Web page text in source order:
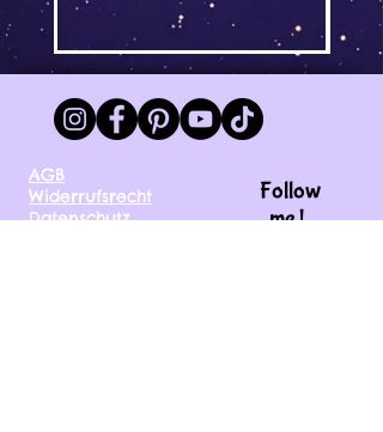
Spezialanfertigungen oder
personalisierte Bestellungen
Artikel im Ausverkauf
AGB
Widerrufsrecht
Datenschutz
Follow
me !